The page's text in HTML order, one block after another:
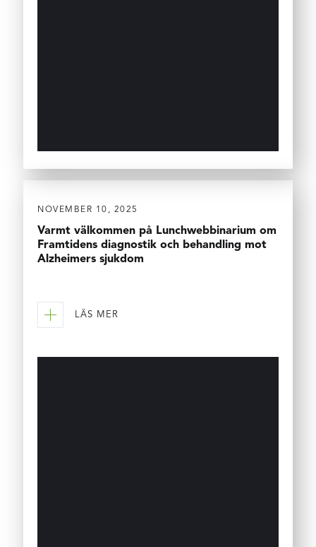
NOVEMBER 10, 2025
Varmt välkommen på Lunchwebbinarium om
Framtidens diagnostik och behandling mot
Alzheimers sjukdom
LÄS MER